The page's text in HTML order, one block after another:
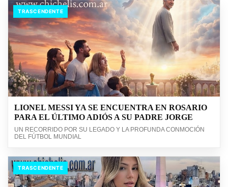
TRASCENDENTE
LIONEL MESSI YA SE ENCUENTRA EN ROSARIO
PARA EL ÚLTIMO ADIÓS A SU PADRE JORGE
UN RECORRIDO POR SU LEGADO Y LA PROFUNDA CONMOCIÓN
DEL FÚTBOL MUNDIAL
TRASCENDENTE